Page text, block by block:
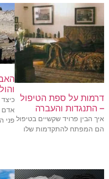
דרמות על ספת הטיפול
– התנגדות והעברה
איך הבין פרויד שקשיים בטיפול
הם המפתח להתקדמות שלו
כיצד
אדם
פני